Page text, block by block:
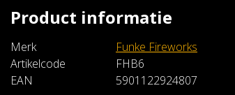
Product informatie
Merk
Funke Fireworks
Artikelcode
FHB6
EAN
5901122924807